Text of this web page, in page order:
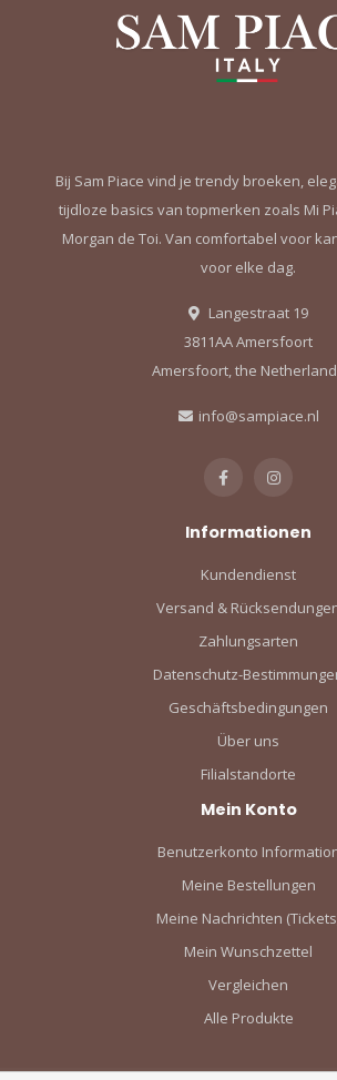
Bij Sam Piace vind je trendy broeken,
tijdloze basics van topmerken zoals Mi
Morgan de Toi. Van comfortabel voor
voor elke dag.
Langestraat 19
3811AA Amersfoort
Amersfoort, the
info@sampiace.nl
Informationen
Kundendienst
Versand &
Zahlungsarten
Datenschutz-
Geschäftsbedingungen
Über uns
Filialstandorte
Mein Konto
Benutzerkonto
Meine Bestellungen
Meine Nachrichten
Mein Wunschzettel
Vergleichen
Alle Produkte